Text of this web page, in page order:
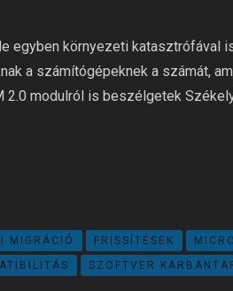
egyben környezeti katasztrófával
a számítógépeknek a számát,
2.0 modulról is beszélgetek
MIGRÁCIÓ FRISSÍTÉSEK
SZOFTVER